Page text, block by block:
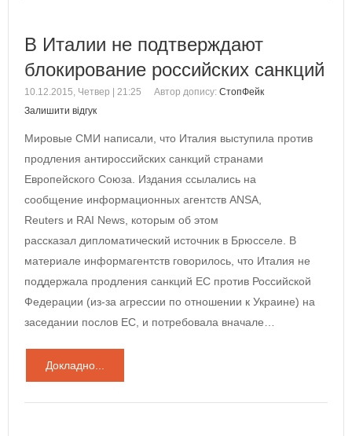
В Италии не подтверждают
блокирование российских санкций
10.12.2015, Четвер | 21:25 Автор допису: СтопФейк
Залишити відгук
Мировые СМИ написали, что Италия выступила против
продления антироссийских санкций странами
Европейского Союза. Издания ссылались на
сообщение информационных агентств ANSA,
Reuters и RAI News, которым об этом
рассказал дипломатический источник в Брюсселе. В
материале информагентств говорилось, что Италия не
поддержала продления санкций ЕС против Российской
Федерации (из-за агрессии по отношении к Украине) на
заседании послов ЕС, и потребовала вначале…
Докладно...